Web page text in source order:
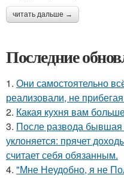
читать дальше →
Последние
1. Они самостоятельно
реализовали, не
2. Какая кухня вам
3. После развода
уклоняется: прячет
считает себя обязанным.
4. "Мне Неудобно, я не